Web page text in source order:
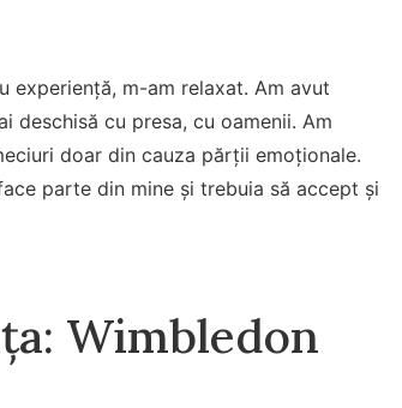
experiență, m-am relaxat. Am avut
deschisă cu presa, cu oamenii. Am
doar din cauza părții emoționale.
parte din mine și trebuia să accept și
Wimbledon